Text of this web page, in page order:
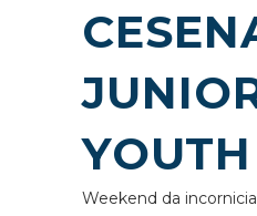
Weekend da